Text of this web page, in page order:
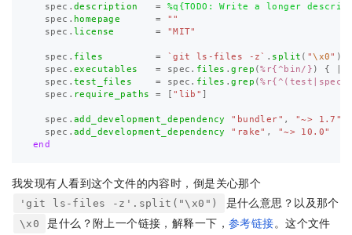
spec . description =
%q{TODO: Write a longer
spec . homepage =
""
spec . license = "MIT"
spec . files = `git ls-files -z` . split ( "\x0" )
spec . executables = spec . files .grep (%r{^bin/} ) {
spec . test_files = spec . files .grep (
spec . require_paths = [ "lib" ]
spec . add_development_dependency "bundler" ,
"~> 1.7"
spec . add_development_dependency "rake" ,
"~> 10.0"
end
我发现有人看到这个文件的内容时，倒是关心那个
'git ls-files -z'.split("\x0") 是什么意思？以及那个
\x0 是什么？附上一个链接，解释一下， 参考链接。这个文件